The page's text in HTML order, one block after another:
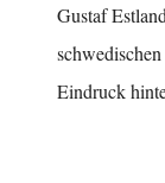
Gustaf
Eindruck